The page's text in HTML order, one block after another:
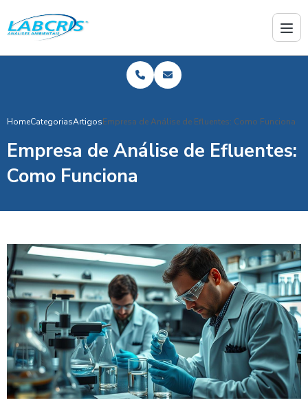
HomeCategoriasArtigosEmpresa de Análise de Efluentes: Como Funciona
Empresa de Análise de Efluentes:
Como Funciona